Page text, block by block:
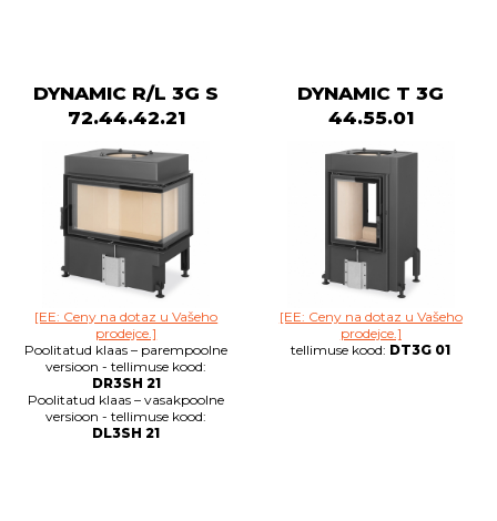
DYNAMIC R/L 3G S
72.44.42.21
[EE: Ceny na dotaz u Vašeho
prodejce.]
Poolitatud klaas – parempoolne
versioon - tellimuse kood:
DR3SH 21
Poolitatud klaas – vasakpoolne
versioon - tellimuse kood:
DL3SH 21
DYNAMIC T 3G
44.55.01
[EE: Ceny na dotaz u Vašeho
prodejce.]
tellimuse kood: DT3G 01